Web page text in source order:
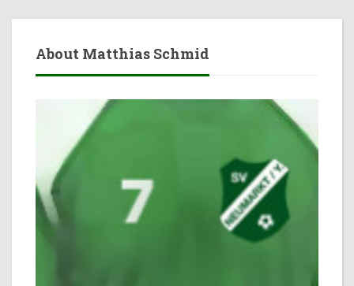
About Matthias Schmid